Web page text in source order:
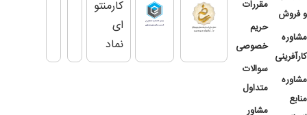
و فروش
مشاوره
کارآفرینی
مشاوره
منابع
مقررات
حریم
خصوصی
سوالات
متداول
مشاور